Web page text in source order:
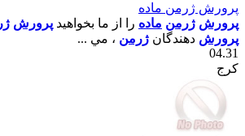
پرورش ژرمن ماده
پرورش ژرمن ماده را از ما بخواهيد پرورش
پرورش دهندگان ژرمن ، مي ...
04.31
کرج